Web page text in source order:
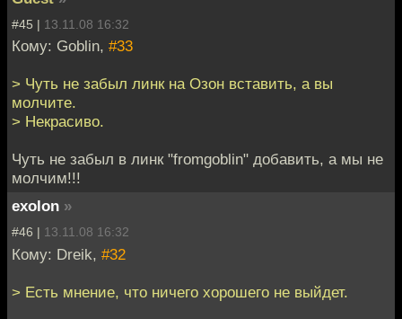
#45 | 13.11.08 16:32
Кому: Goblin, #33
> Чуть не забыл линк на Озон вставить, а вы
молчите.
> Некрасиво.
Чуть не забыл в линк "fromgoblin" добавить, а мы не
молчим!!!
exolon »
#46 | 13.11.08 16:32
Кому: Dreik, #32
> Есть мнение, что ничего хорошего не выйдет.